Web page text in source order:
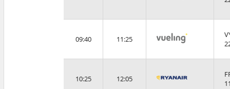
09:40 11:25
10:25 12:05